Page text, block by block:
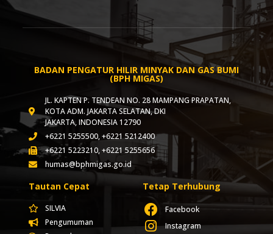
BADAN PENGATUR HILIR MINYAK DAN GAS BUMI
(BPH MIGAS)
JL. KAPTEN P. TENDEAN NO. 28 MAMPANG PRAPATAN,
KOTA ADM. JAKARTA SELATAN, DKI
JAKARTA, INDONESIA 12790
+6221 5255500, +6221 5212400
+6221 5223210, +6221 5255656
humas@bphmigas.go.id
Tautan Cepat
SILVIA
Pengumuman
Tetap Terhubung
Facebook
Instagram